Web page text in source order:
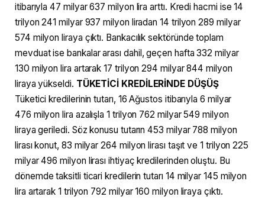
itibarıyla 47 milyar 637 milyon lira arttı. Kredi hacmi ise 14
trilyon 241 milyar 937 milyon liradan 14 trilyon 289 milyar
574 milyon liraya çıktı. Bankacılık sektöründe toplam
mevduat ise bankalar arası dahil, geçen hafta 332 milyar
130 milyon lira artarak 17 trilyon 294 milyar 844 milyon
liraya yükseldi. TÜKETİCİ KREDİLERİNDE DÜŞÜŞ
Tüketici kredilerinin tutarı, 16 Ağustos itibarıyla 6 milyar
476 milyon lira azalışla 1 trilyon 762 milyar 549 milyon
liraya geriledi. Söz konusu tutarın 453 milyar 788 milyon
lirası konut, 83 milyar 264 milyon lirası taşıt ve 1 trilyon 225
milyar 496 milyon lirası ihtiyaç kredilerinden oluştu. Bu
dönemde taksitli ticari kredilerin tutarı 14 milyar 145 milyon
lira artarak 1 trilyon 792 milyar 160 milyon liraya çıktı.